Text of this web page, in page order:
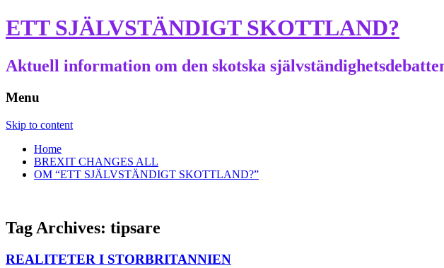
ETT SJÄLVSTÄNDIGT SKOTTLAND?
Aktuell information om den skotska
Menu
Skip to content
Home
BREXIT CHANGES ALL
OM “ETT SJÄLVSTÄNDIGT SKOTTLAND?”
Tag Archives: tipsare
REALITETER I STORBRITANNIEN